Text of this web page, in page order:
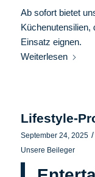
Ab sofort bietet
Küchenutensilien,
Einsatz eignen.
Weiterlesen
Lifestyle-
September 24, 2025 /
Unsere Beileger